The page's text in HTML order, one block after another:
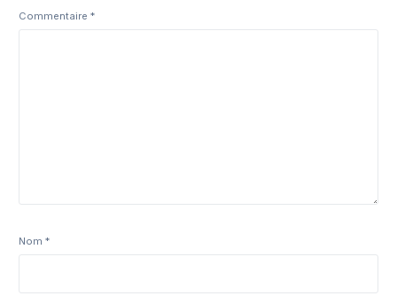
Commentaire*
Nom*